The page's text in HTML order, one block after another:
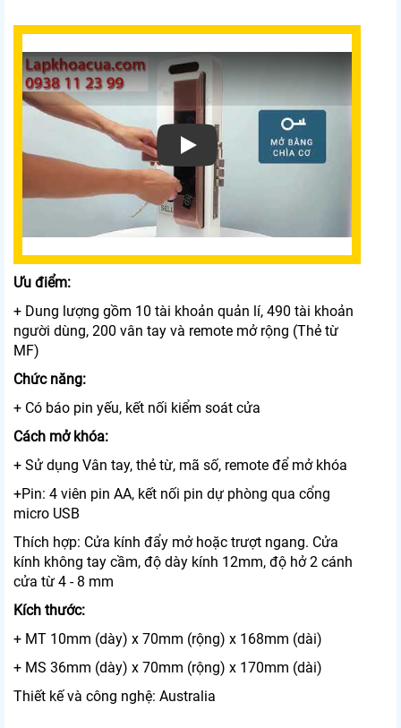
Xem video Khóa Cửa Điện Từ Phglock
Ưu điểm:
+ Dung lượng gồm 10 tài khoản quản lí, 490 tài khoản
người dùng, 200 vân tay và remote mở rộng (Thẻ từ
MF)
Chức năng:
+ Có báo pin yếu, kết nối kiểm soát cửa
Cách mở khóa:
+ Sử dụng Vân tay, thẻ từ, mã số, remote để mở khóa
+Pin: 4 viên pin AA, kết nối pin dự phòng qua cổng
micro USB
Thích hợp: Cửa kính đẩy mở hoặc trượt ngang. Cửa
kính không tay cầm, độ dày kính 12mm, độ hở 2 cánh
cửa từ 4 - 8 mm
Kích thước:
+ MT 10mm (dày) x 70mm (rộng) x 168mm (dài)
+ MS 36mm (dày) x 70mm (rộng) x 170mm (dài)
Thiết kế và công nghệ: Australia